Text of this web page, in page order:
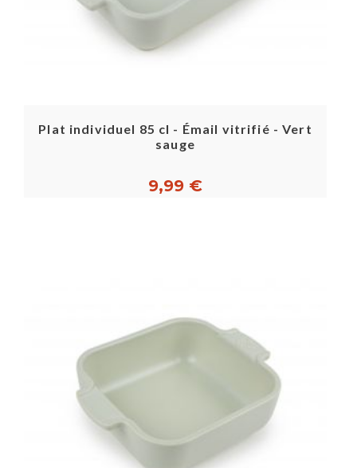
Plat individuel 85 cl - Émail vitrifié - Vert
sauge
9,99 €